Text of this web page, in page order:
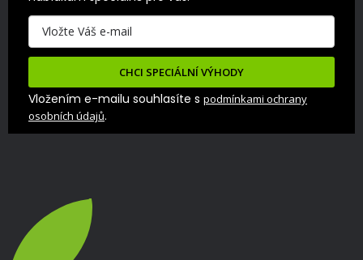
CHCI SPECIÁLNÍ VÝHODY
Vložením e-mailu souhlasíte s podmínkami ochrany
osobních údajů.